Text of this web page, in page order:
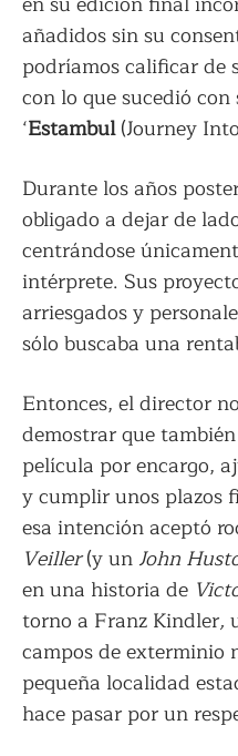
añadidos sin su
podríamos calificar de
con lo que sucedió
‘Estambul(Journey
Durante los años
obligado a dejar de
centrándose
intérprete. Sus
arriesgados y
sólo buscaba una
Entonces, el director
demostrar que
película por encargo,
y cumplir unos plazos
esa intención aceptó
Veiller(y un John
en una historia de
torno a Franz Kindler,
campos de exterminio
pequeña localidad
hace pasar por un